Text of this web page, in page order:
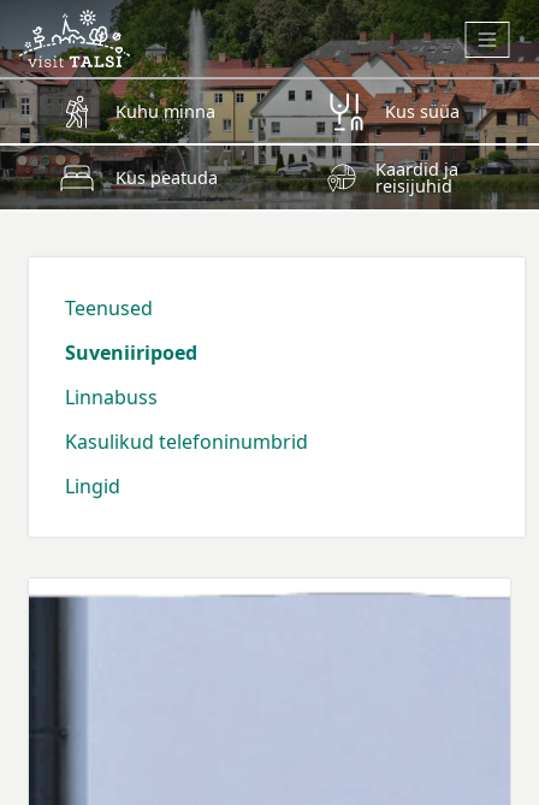
Skip to main content
Kuhu minna Kus süüa
Kus peatuda Kaardid ja
reisijuhid
Teenused
Suveniiripoed
Linnabuss
Kasulikud telefoninumbrid
Lingid